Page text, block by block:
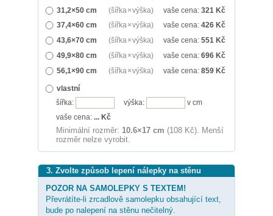
31,2×50 cm
(šířka × výška) vaše cena: 321 Kč
37,4×60 cm
(šířka × výška) vaše cena: 426 Kč
43,6×70 cm
(šířka × výška) vaše cena: 551 Kč
49,9×80 cm
(šířka × výška) vaše cena: 696 Kč
56,1×90 cm
(šířka × výška) vaše cena: 859 Kč
vlastní
šířka:
výška:
v cm
vaše cena: ... Kč
Minimální rozměr: 10.6×17 cm (108 Kč). Menší
rozměr nelze vyrobit.
3. Zvolte způsob lepení nálepky na stěnu
POZOR NA SAMOLEPKY S TEXTEM!
Převrátíte-li zrcadlově samolepku obsahující text,
bude po nalepení na stěnu nečitelný.